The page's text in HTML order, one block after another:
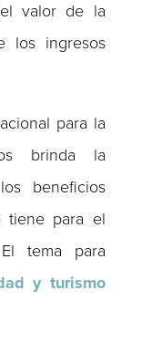
valor de la
los ingresos
para la
brinda la
beneficios
tiene para el
tema para
y turismo